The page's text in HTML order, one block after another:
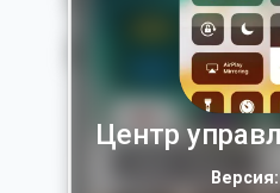
Центр